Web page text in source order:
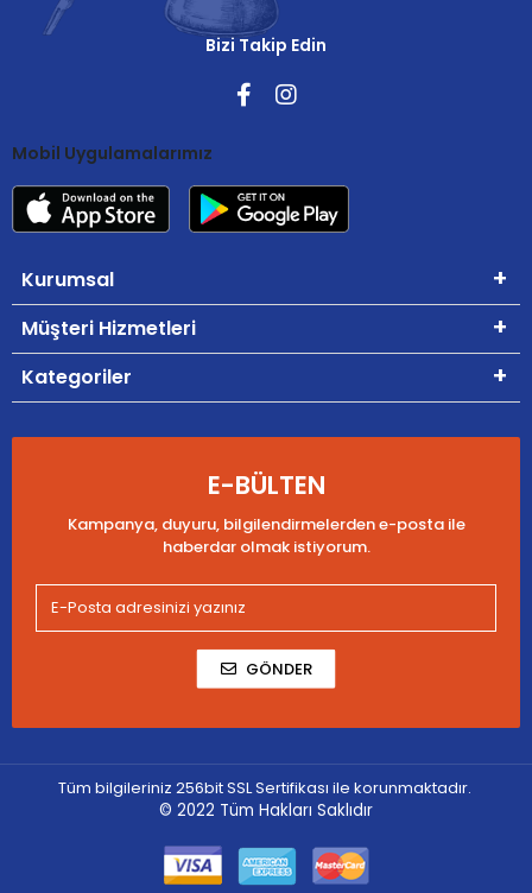
Bizi Takip Edin
Mobil Uygulamalarımız
Kurumsal
Müşteri Hizmetleri
Kategoriler
E-BÜLTEN
Kampanya, duyuru, bilgilendirmelerden e-posta ile
haberdar olmak istiyorum.
GÖNDER
Tüm bilgileriniz 256bit SSL Sertifikası ile korunmaktadır.
© 2022 Tüm Hakları Saklıdır